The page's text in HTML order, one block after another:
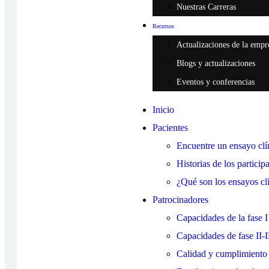
Nuestras Carreras
Recursos
Actualizaciones de la
Blogs y actualizaciones
Eventos y conferencias
Inicio
Pacientes
Encuentre un ensayo
Historias de los
¿Qué son los ensayos
Patrocinadores
Capacidades de la fase I
Capacidades de fase II-
Calidad y